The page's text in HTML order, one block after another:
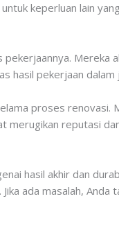
keperluan lain
Mereka
hasil pekerjaan
proses renovasi.
merugikan reputasi
hasil akhir dan
ada masalah, Anda